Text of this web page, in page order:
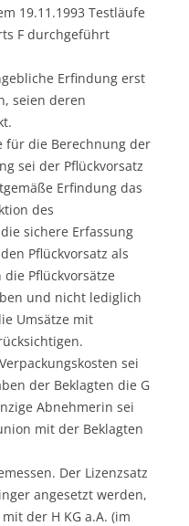
19.11.1993 Testläufe
F durchgeführt
Erfindung erst
seien deren
für die Berechnung der
sei der Pflückvorsatz
Erfindung das
des
sichere Erfassung
Pflückvorsatz als
Pflückvorsätze
und nicht lediglich
Umsätze mit
sei
der Beklagten die G
Abnehmerin sei
mit der Beklagten
Der Lizenzsatz
angesetzt werden,
der H KG a.A. (im